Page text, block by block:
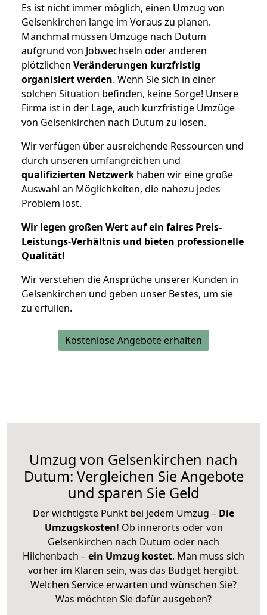
Es ist nicht immer möglich, einen Umzug von
Gelsenkirchen lange im Voraus zu planen.
Manchmal müssen Umzüge nach Dutum
aufgrund von Jobwechseln oder anderen
plötzlichen Veränderungen kurzfristig
organisiert werden. Wenn Sie sich in einer
solchen Situation befinden, keine Sorge! Unsere
Firma ist in der Lage, auch kurzfristige Umzüge
von Gelsenkirchen nach Dutum zu lösen.
Wir verfügen über ausreichende Ressourcen und
durch unseren umfangreichen und
qualifizierten Netzwerk haben wir eine große
Auswahl an Möglichkeiten, die nahezu jedes
Problem löst.
Wir legen großen Wert auf ein faires Preis-
Leistungs-Verhältnis und bieten professionelle
Qualität!
Wir verstehen die Ansprüche unserer Kunden in
Gelsenkirchen und geben unser Bestes, um sie
zu erfüllen.
Kostenlose Angebote erhalten
Umzug von Gelsenkirchen nach
Dutum: Vergleichen Sie Angebote
und sparen Sie Geld
Der wichtigste Punkt bei jedem Umzug – Die
Umzugskosten! Ob innerorts oder von
Gelsenkirchen nach Dutum oder nach
Hilchenbach –ein Umzug kostet. Man muss sich
vorher im Klaren sein, was das Budget hergibt.
Welchen Service erwarten und wünschen Sie?
Was möchten Sie dafür ausgeben?